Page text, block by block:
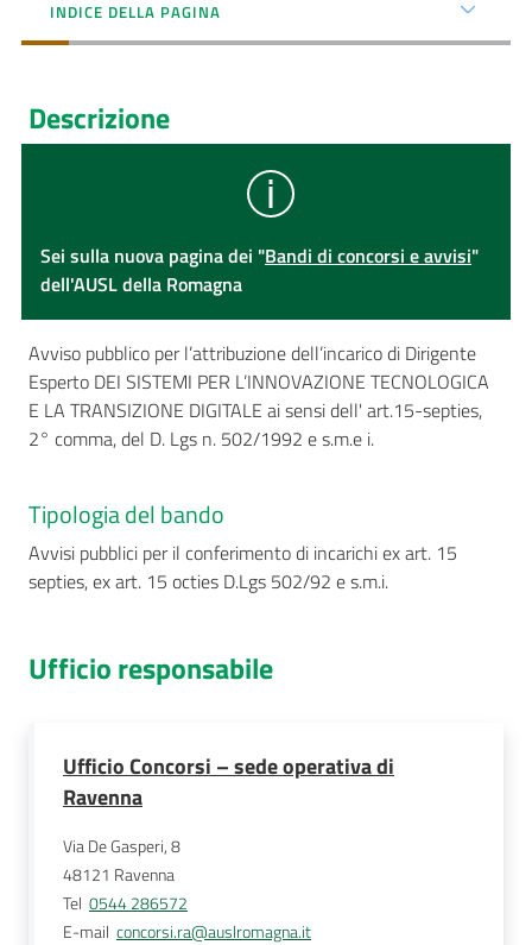
INDICE DELLA PAGINA
Descrizione
Sei sulla nuova pagina dei "Bandi di concorsi e avvisi"
dell'AUSL della Romagna
Avviso pubblico per l’attribuzione dell’incarico di Dirigente
Esperto DEI SISTEMI PER L’INNOVAZIONE TECNOLOGICA
E LA TRANSIZIONE DIGITALE ai sensi dell' art.15-septies,
2° comma, del D. Lgs n. 502/1992 e s.m.e i.
Tipologia del bando
Avvisi pubblici per il conferimento di incarichi ex art. 15
septies, ex art. 15 octies D.Lgs 502/92 e s.m.i.
Ufficio responsabile
Ufficio Concorsi – sede operativa di
Ravenna
Via De Gasperi, 8
48121 Ravenna
Tel 0544 286572
E-mail concorsi.ra@auslromagna.it